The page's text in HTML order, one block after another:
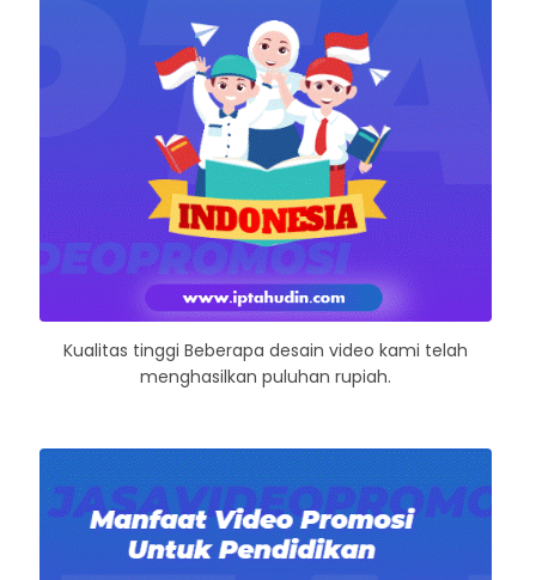
Kualitas tinggi Beberapa desain video kami telah
menghasilkan puluhan rupiah.